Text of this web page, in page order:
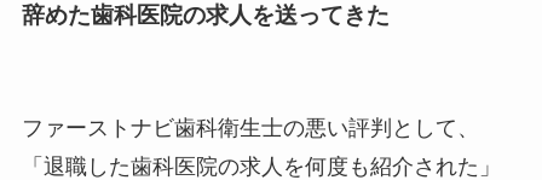
辞めた歯科医院の求人を送ってきた
ファーストナビ歯科衛生士の悪い評判として、
「退職した歯科医院の求人を何度も紹介された」